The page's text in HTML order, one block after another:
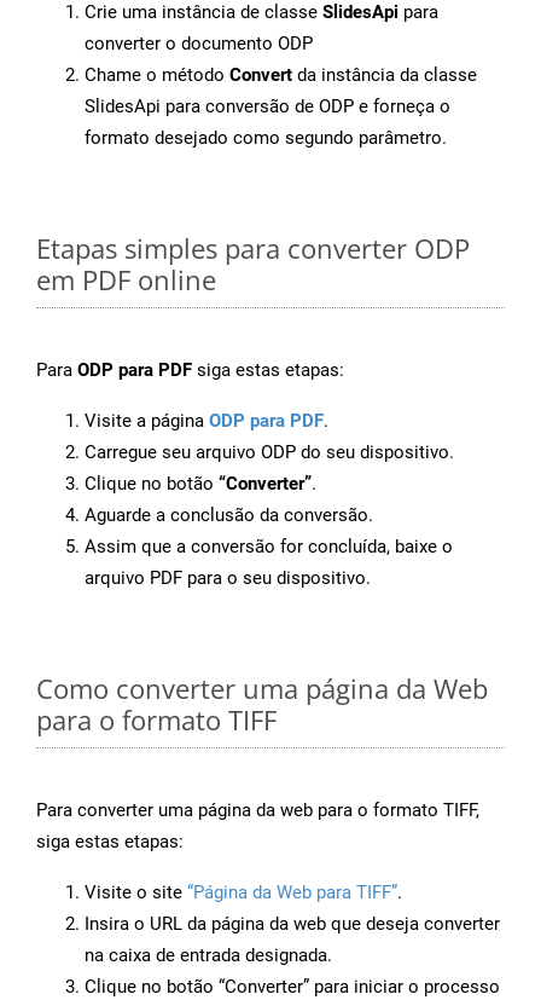
Crie uma instância de classe SlidesApi para
converter o documento ODP
Chame o método Convert da instância da classe
SlidesApi para conversão de ODP e forneça o
formato desejado como segundo parâmetro.
Etapas simples para converter ODP
em PDF online
Para ODP para PDF siga estas etapas:
Visite a página ODP para PDF.
Carregue seu arquivo ODP do seu dispositivo.
Clique no botão “Converter”.
Aguarde a conclusão da conversão.
Assim que a conversão for concluída, baixe o
arquivo PDF para o seu dispositivo.
Como converter uma página da Web
para o formato TIFF
Para converter uma página da web para o formato TIFF,
siga estas etapas:
Visite o site “Página da Web para TIFF”.
Insira o URL da página da web que deseja converter
na caixa de entrada designada.
Clique no botão “Converter” para iniciar o processo